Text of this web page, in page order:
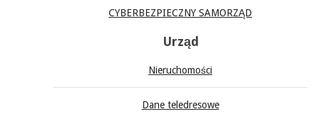
CYBERBEZPIECZNY SAMORZĄD
Urząd
Nieruchomości
Dane teledresowe